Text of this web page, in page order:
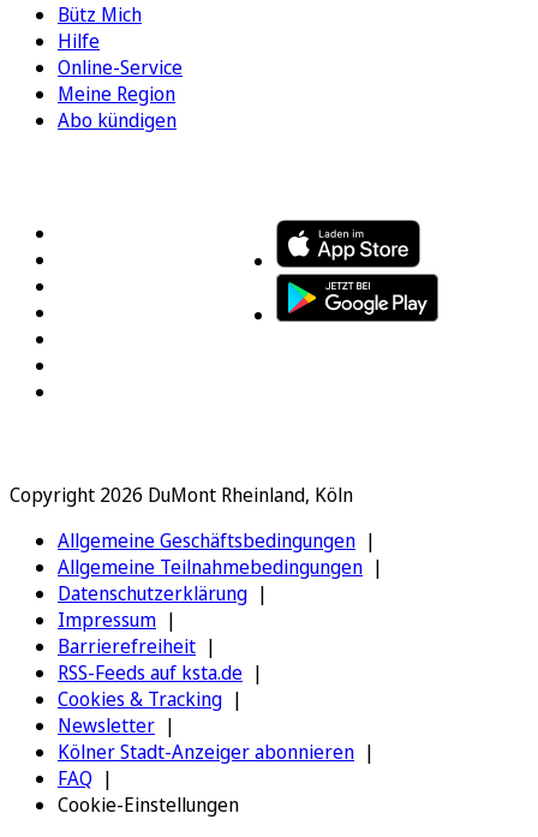
Bütz Mich
Hilfe
Online-Service
Meine Region
Abo kündigen
Copyright 2026 DuMont Rheinland, Köln
Allgemeine Geschäftsbedingungen
Allgemeine Teilnahmebedingungen
Datenschutzerklärung
Impressum
Barrierefreiheit
RSS-Feeds auf ksta.de
Cookies & Tracking
Newsletter
Kölner Stadt-Anzeiger abonnieren
FAQ
Cookie-Einstellungen